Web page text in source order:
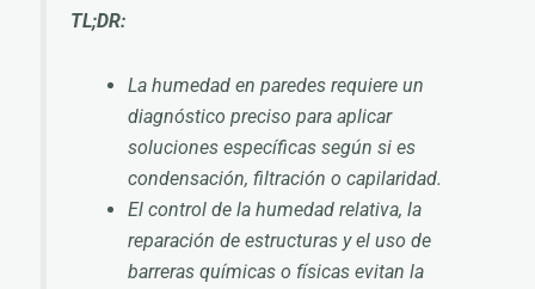
TL;DR:
La humedad en paredes requiere un
diagnóstico preciso para aplicar
soluciones específicas según si es
condensación, filtración o capilaridad.
El control de la humedad relativa, la
reparación de estructuras y el uso de
barreras químicas o físicas evitan la